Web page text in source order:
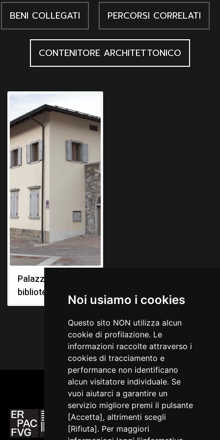
Noi usiamo i cookies
Questo sito NON utilizza alcun
cookie di profilazione. Le
informazioni raccolte attraverso i
cookies di tracciamento e
performance non identificano
alcun visitatore individuale. Se
vuoi aiutarci a garantire un
servizio migliore premi il pulsante
[Accetta], altrimenti scegli
[Rifiuta]. Per maggiori
testimoniati dalle cancellature e dai ripassi, il profilo delle
forme sintetiche, piene e curveggianti, delle figure. In questo
disegno il corpo si sviluppa in senso orizzontale per tutta la
lunghezza del foglio: in modo assai accurato viene tracciata
la linea delle spalle e dei fianchi, mentre la fisionomia del
Marchiori indica che grazie all'atteggiamento libero e
rilassato di questi nudi i disegni si caricano di sensualità.
Nato in una famiglia di minatori si recò a Parigi alla fine degli
anni Venti per dedicarsi all'arte e qui si legò a personaggi
come Picasso. Nel dopoguerra affrontò principalmente i
temi del paesaggio, dei combattimenti dei galli, delle
bagnanti.
BENI COLLEGATI PERCORSI CORRELATI
CONTENITORE ARCHITETTONICO
Palazzo della
biblioteca